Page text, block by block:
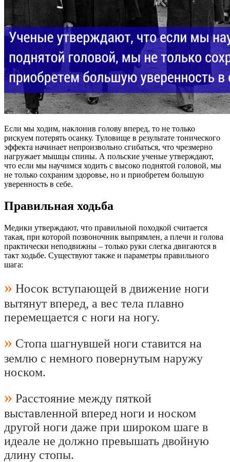
Если мы ходим, наклонив голову вперед, то не только
рискуем потерять осанку. Туловище в результате тонического
эффекта начинает непроизвольно сгибаться, что чрезмерно
нагружает мышцы спины. А польские ученые утверждают,
что если мы научимся ходить с высоко поднятой головой, мы
не только сохраним здоровье, но и приобретем большую
уверенность в себе.
Правильная ходьба
Медики утверждают, что правильной походкой считается
такая, при которой позвоночник выпрямлен, а плечи и голова
практически неподвижны – только руки слегка двигаются в
такт ходьбе. Существуют также и параметры правильного
шага:
» Носок вступающей в движение ноги
вытянут вперед, а вес тела плавно
перемещается с ноги на ногу.
» Стопа шагнувшей ноги ставится на
землю с немного повернутым наружу
носком.
» Расстояние между пяткой
выставленной вперед ноги и носком
другой ноги даже при широком шаге в
идеале не должно превышать двойную
длину стопы.